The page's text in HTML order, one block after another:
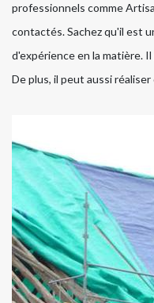
professionnels comme
contactés. Sachez qu'il est
d'expérience en la matière.
De plus, il peut aussi